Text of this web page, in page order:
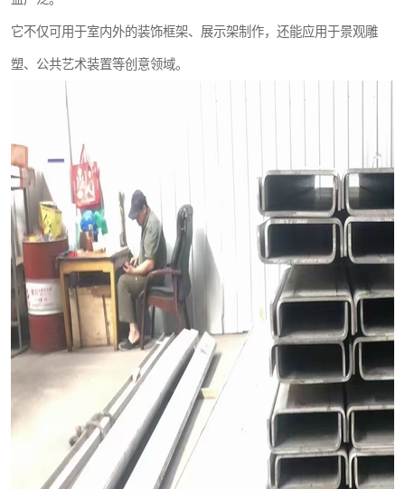
它不仅可用于室内外的装饰框架、展示架制作，还能应用于景观雕
塑、公共艺术装置等创意领域。